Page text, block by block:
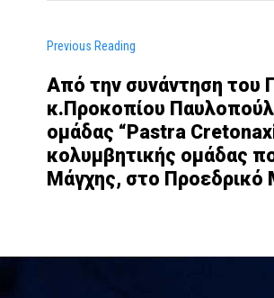
Previous Reading
Από την συνάντηση του
κ.Προκοπίου
ομάδας “Pastra
κολυμβητικής ομάδας
Μάγχης, στο Προεδρικό